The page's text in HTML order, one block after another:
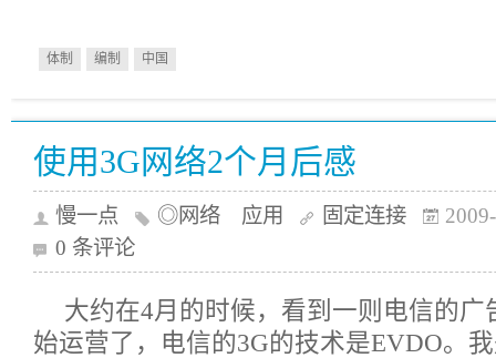
体制 编制 中国
使用3G网络2个月后感
慢一点 ◎网络 应用 固定连接
0 条评论
大约在4月的时候，看到一则电信的广
始运营了，电信的3G的技术是EVDO。